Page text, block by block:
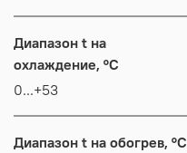
Диапазон t на
охлаждение, °C
0...+53
Диапазон t на обогрев, °C